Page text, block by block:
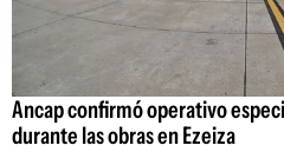
Ancap confirmó operativo
durante las obras en Ezeiza